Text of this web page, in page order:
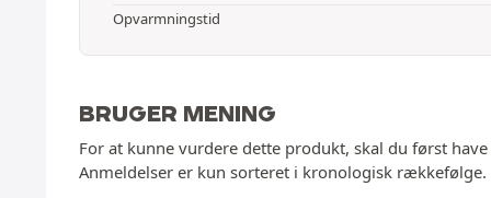
Opvarmningstid
BRUGER MENING
For at kunne vurdere dette produkt, skal du først
Anmeldelser er kun sorteret i kronologisk rækkefølge.